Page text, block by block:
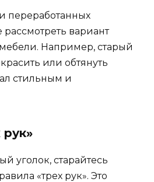
переработанных
вариант
Например, старый
или обтянуть
стильным и
уголок, старайтесь
«трех рук». Это